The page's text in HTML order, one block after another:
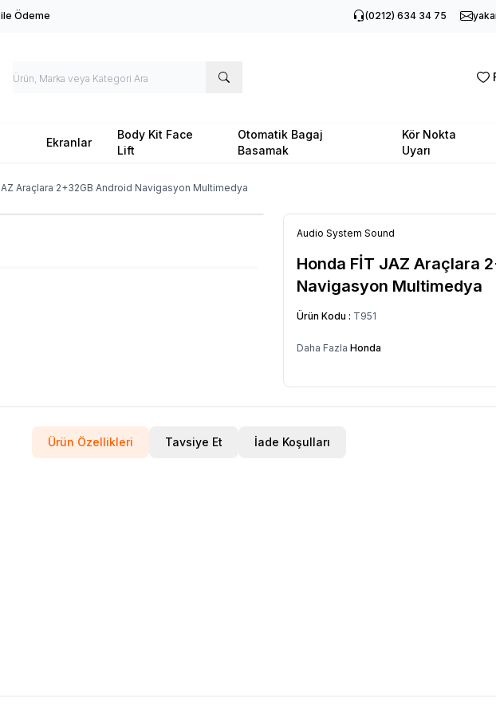
Ödeme (0212) 634 34 75
Ekranlar
Body Kit Face
Lift
Otomatik Bagaj
Basamak
Kör Nokta
Uyarı
Araçlara 2+32GB Android Navigasyon Multimedya
Audio System Sound
Honda FİT JAZ Araçlara
Navigasyon Multimedya
Ürün Kodu : T951
Daha Fazla Honda
Ürün Özellikleri Tavsiye Et İade Koşulları